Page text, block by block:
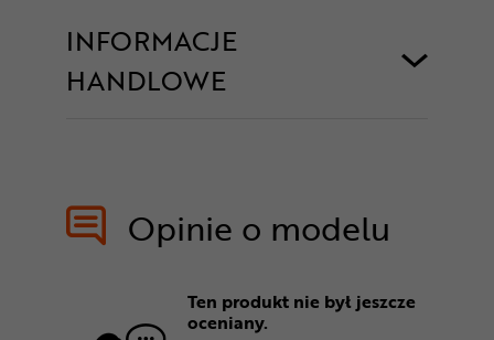
INFORMACJE
HANDLOWE
Opinie o modelu
Ten produkt nie był jeszcze
oceniany.